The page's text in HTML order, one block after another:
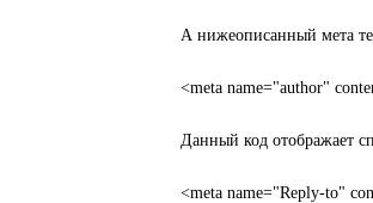
А нижеописанный мета
<meta name="author"
Данный код отображает
<meta name="Reply-to"